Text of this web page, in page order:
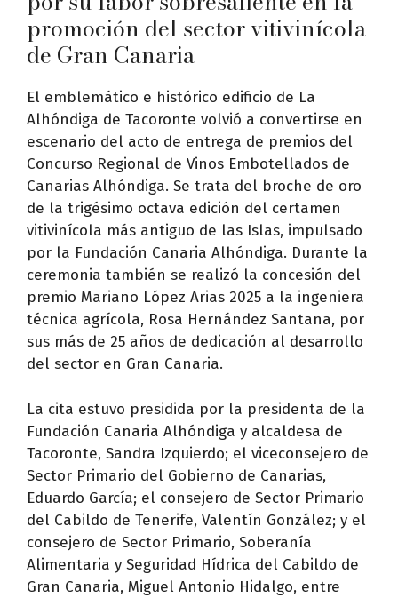
promoción del sector vitivinícola
de Gran Canaria
El emblemático e histórico edificio de La
Alhóndiga de Tacoronte volvió a convertirse en
escenario del acto de entrega de premios del
Concurso Regional de Vinos Embotellados de
Canarias Alhóndiga. Se trata del broche de oro
de la trigésimo octava edición del certamen
vitivinícola más antiguo de las Islas, impulsado
por la Fundación Canaria Alhóndiga. Durante la
ceremonia también se realizó la concesión del
premio Mariano López Arias 2025 a la ingeniera
técnica agrícola, Rosa Hernández Santana, por
sus más de 25 años de dedicación al desarrollo
del sector en Gran Canaria.
La cita estuvo presidida por la presidenta de la
Fundación Canaria Alhóndiga y alcaldesa de
Tacoronte, Sandra Izquierdo; el viceconsejero de
Sector Primario del Gobierno de Canarias,
Eduardo García; el consejero de Sector Primario
del Cabildo de Tenerife, Valentín González; y el
consejero de Sector Primario, Soberanía
Alimentaria y Seguridad Hídrica del Cabildo de
Gran Canaria, Miguel Antonio Hidalgo, entre